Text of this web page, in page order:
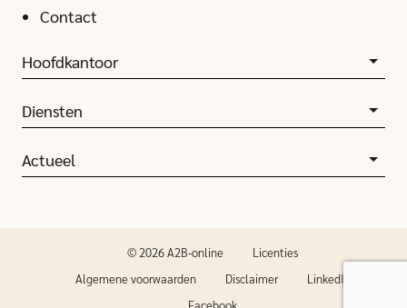
Contact
Hoofdkantoor
Diensten
Actueel
© 2026 A2B-online
Licenties
Algemene voorwaarden
Disclaimer
LinkedIn
Facebook